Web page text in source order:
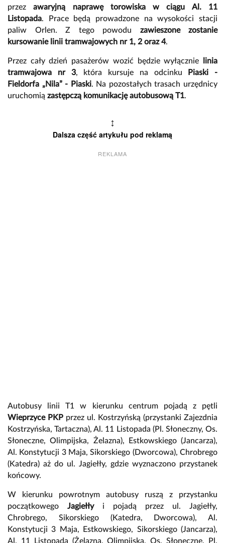
przezawaryjną naprawę torowiska w ciągu Al. 11
Listopada. Prace będą prowadzone na wysokości stacji
paliw Orlen. Z tego powodu zawieszone zostanie
kursowanie linii tramwajowych nr 1, 2 oraz 4.
Przez cały dzień pasażerów wozić będzie wyłącznie
linia
tramwajowa nr 3, która kursuje na odcinku
Piaski -
Fieldorfa „Nila” - Piaski. Na pozostałych trasach urzędnicy
uruchomią zastępczą komunikację autobusową T1.
↕
Dalsza część artykułu pod reklamą
REKLAMA
Autobusy linii T1 w kierunku centrum pojadą z pętli
Wieprzyce PKP przez ul. Kostrzyńską (przystanki Zajezdnia
Kostrzyńska, Tartaczna), Al. 11 Listopada (Pl. Słoneczny, Os.
Słoneczne, Olimpijska, Żelazna), Estkowskiego (Jancarza),
Al. Konstytucji 3 Maja, Sikorskiego (Dworcowa), Chrobrego
(Katedra) aż do ul. Jagiełły, gdzie wyznaczono przystanek
końcowy.
W kierunku powrotnym autobusy ruszą z przystanku
początkowego Jagiełłyi pojadą przez ul. Jagiełły,
Chrobrego, Sikorskiego (Katedra, Dworcowa), Al.
Konstytucji 3 Maja, Estkowskiego, Sikorskiego (Jancarza),
Al. 11 Listopada (Żelazna, Olimpijska, Os. Słoneczne, Pl.